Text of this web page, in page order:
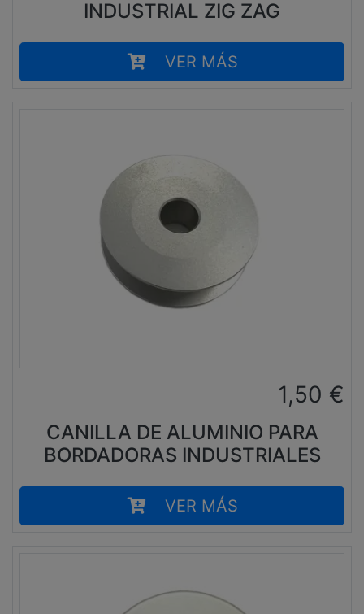
INDUSTRIAL ZIG ZAG
VER MÁS
1,50 €
CANILLA DE ALUMINIO PARA
BORDADORAS INDUSTRIALES
VER MÁS